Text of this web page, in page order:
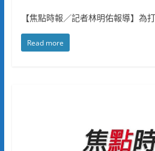
【焦點時報／記者林明佑報導】為
Read more